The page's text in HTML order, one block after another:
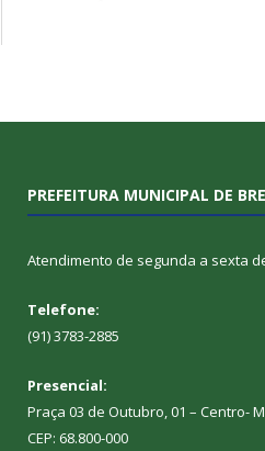
PREFEITURA MUNICIPAL DE
Atendimento de segunda a sexta
Telefone:
(91) 3783-2885
Presencial:
Praça 03 de Outubro, 01 – Centro-
CEP: 68.800-000